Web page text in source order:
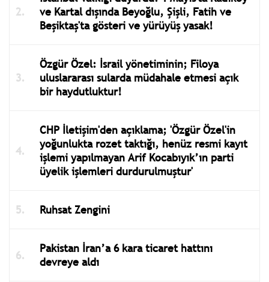
ve Kartal dışında Beyoğlu, Şişli, Fatih ve
Beşiktaş'ta gösteri ve yürüyüş yasak!
Özgür Özel: İsrail yönetiminin; Filoya
uluslararası sularda müdahale etmesi açık
bir haydutluktur!
CHP İletişim'den açıklama; 'Özgür Özel'in
yoğunlukta rozet taktığı, henüz resmi kayıt
işlemi yapılmayan Arif Kocabıyık’ın parti
üyelik işlemleri durdurulmuştur'
Ruhsat Zengini
Pakistan İran’a 6 kara ticaret hattını
devreye aldı